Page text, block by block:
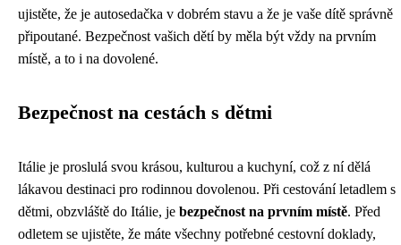
ujistěte, že je autosedačka v dobrém stavu a že je vaše dítě správně
připoutané. Bezpečnost vašich dětí by měla být vždy na prvním
místě, a to i na dovolené.
Bezpečnost na cestách s dětmi
Itálie je proslulá svou krásou, kulturou a kuchyní, což z ní dělá
lákavou destinaci pro rodinnou dovolenou. Při cestování letadlem s
dětmi, obzvláště do Itálie, je bezpečnost na prvním místě. Před
odletem se ujistěte, že máte všechny potřebné cestovní doklady,